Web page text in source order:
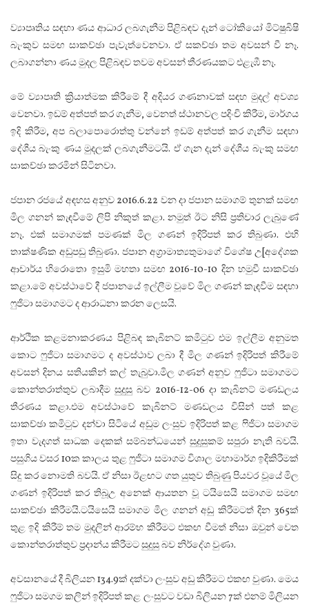
ව්‍යාපෘතිය සඳහා ණය ආධාර ලබගැනීම පිළිබඳව දැන් ටෝකියෝ මිට්ෂුබිෂි
බැංකුව සමඟ සාකච්ඡා පැවැත්වෙනවා. ඒ සකච්ඡා තම අවසන් වී නෑ.
ලබාගන්නා ණය මුදල පිළිබඳව තවම අවසන් තීරණයකට එළැඹී නෑ.
මේ ව්‍යාපෘති ක්‍රියාත්මක කිරීමේ දී අදියර ගණනාවක් සඳහ මුදල් අවශ්‍ය
වෙනවා. ඉඩම් අත්පත් කර ගැනීම, වෙනත් ස්ථානවල පදිංචි කිරීම, මාර්ගය
ඉදි කිරීම, අප බලාපොරොත්තු වන්නේ ඉඩම් අත්පත් කර ගැනීම සඳහා
දේශීය බැංකු ණය මුදලක් ලබගැනීමටයි. ඒ ගැන දැන් දේශීය බැංකු සමඟ
සාකච්ඡා කරමින් සිටිනවා.
ජපාන රජයේ අඳහස අනුව 2016.6.22 වන දා ජපාන සමාගම් තුනක් සමඟ
මිල ගනන් කැඳවීමේ ලිපි නිකුත් කළා. නමුත් ඊට නිසි ප්‍රතිචාර ලැබුණේ
නෑ. එක් සමාගමක් පමණක් මිල ගණන් ඉදිරිපත් කර තිබුණා. එහි
තාක්ෂණික අඩුපඩු තිබුණා. ජපාන අග්‍රාමාත්‍යතුමාගේ විශේෂ උ[අදේශක
ආචාර්ය හිරොතො ඉසුමි මහතා සමඟ 2016-10-10 දින හමුවී සාකච්ඡා
කළා.මේ අවස්ථාවේ දී ජපානයේ ඉල්ලීම වූවේ මිල ගණන් කැඳවීම සඳහා
ෆුජිටා සමාගමට ද ආරාධනා කරන ලෙසයි.
ආර්ථික කළමනාකරණය පිළිබඳ කැබිනට් කමිටුව එම ඉල්ලීම අනුමත
කොට ෆුජිටා සමාගමට ද අවස්ථාව ලබා දී මිල ගණන් ඉදිරිපත් කිරීමේ
අවසන් දිනය සතියකින් කල් තැබුවා.මිල ගණන් අනුව ෆුජිටා සමාගමට
කොන්තරාත්තුව ලබාදීම සුදුසු බව 2016-12-06 දා කැබිනට් මණඩලය
තීරණය කළා.එම අවස්ථාවේ කැබිනට් මණඩලය විසින් පත් කළ
සාකච්ඡා කමිටුව දන්වා සිටියේ අඩුම ලංසුව ඉදිරිපත් කළ ෆිජිටා සමාගම
ඉතා වැදගත් සාධක දෙකක් සම්බන්ධයෙන් සුදුසුකම් සපුරා නැති බවයි.
පසුගිය වසර 10ක කාලය තුළ ෆුජිටා සමාගම විශාල මහාමාර්ග ඉදිකිරීමක්
සිදු කර නොමති බවයි. ඒ නිසා ඊළඟට ගත යුතුව තිබුණු පියවර වූයේ මිල
ගණන් ඉදිරිපත් කර තිබූඋ අනෙක් ආයතන වූ ටයිසෙයි සමාගම සමඟ
සාකච්ඡා කිරීමයි.ටයිසෙයි සමාගම මිල ගනන් අඩු කිරීමටත් දින 365ක්
තුළ ඉදි කිරීම් තම මුදලින් ආරම්භ කිරීමට එකඟ වීමත් නිසා ඔවුන් වෙත
කොන්තරාත්තුව ප්‍රදාන්ය කිරීමට සුදුසු බව නිර්දේශ වුණා.
අවසානයේ දී බිලියන 134.9ක් දක්වා ලංසුව අඩු කිරීමට එකඟ වුණා. මෙය
ෆුජිටා සමගම කලින් ඉදිරිපත් කළ ලංසුවට වඩා බිලියන 7ක් එනම් මිලියන